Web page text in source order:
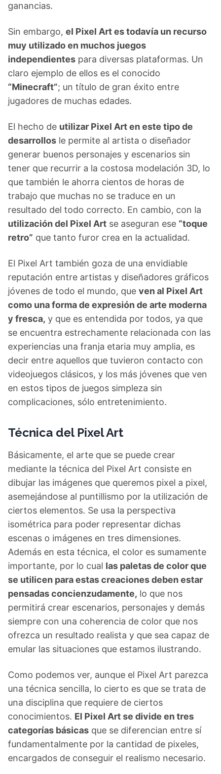
ganancias.
Sin embargo, el Pixel Art es todavía un recurso
muy utilizado en muchos juegos
independientes para diversas plataformas. Un
claro ejemplo de ellos es el conocido
“Minecraft”; un título de gran éxito entre
jugadores de muchas edades.
El hecho de utilizar Pixel Art en este tipo de
desarrollos le permite al artista o diseñador
generar buenos personajes y escenarios sin
tener que recurrir a la costosa modelación 3D, lo
que también le ahorra cientos de horas de
trabajo que muchas no se traduce en un
resultado del todo correcto. En cambio, con la
utilización del Pixel Art se aseguran ese “toque
retro” que tanto furor crea en la actualidad.
El Pixel Art también goza de una envidiable
reputación entre artistas y diseñadores gráficos
jóvenes de todo el mundo, que ven al Pixel Art
como una forma de expresión de arte moderna
y fresca, y que es entendida por todos, ya que
se encuentra estrechamente relacionada con las
experiencias una franja etaria muy amplia, es
decir entre aquellos que tuvieron contacto con
videojuegos clásicos, y los más jóvenes que ven
en estos tipos de juegos simpleza sin
complicaciones, sólo entretenimiento.
Técnica del Pixel Art
Básicamente, el arte que se puede crear
mediante la técnica del Pixel Art consiste en
dibujar las imágenes que queremos pixel a pixel,
asemejándose al puntillismo por la utilización de
ciertos elementos. Se usa la perspectiva
isométrica para poder representar dichas
escenas o imágenes en tres dimensiones.
Además en esta técnica, el color es sumamente
importante, por lo cual las paletas de color que
se utilicen para estas creaciones deben estar
pensadas concienzudamente, lo que nos
permitirá crear escenarios, personajes y demás
siempre con una coherencia de color que nos
ofrezca un resultado realista y que sea capaz de
emular las situaciones que estamos ilustrando.
Como podemos ver, aunque el Pixel Art parezca
una técnica sencilla, lo cierto es que se trata de
una disciplina que requiere de ciertos
conocimientos. El Pixel Art se divide en tres
categorías básicas que se diferencian entre sí
fundamentalmente por la cantidad de pixeles,
encargados de conseguir el realismo necesario.